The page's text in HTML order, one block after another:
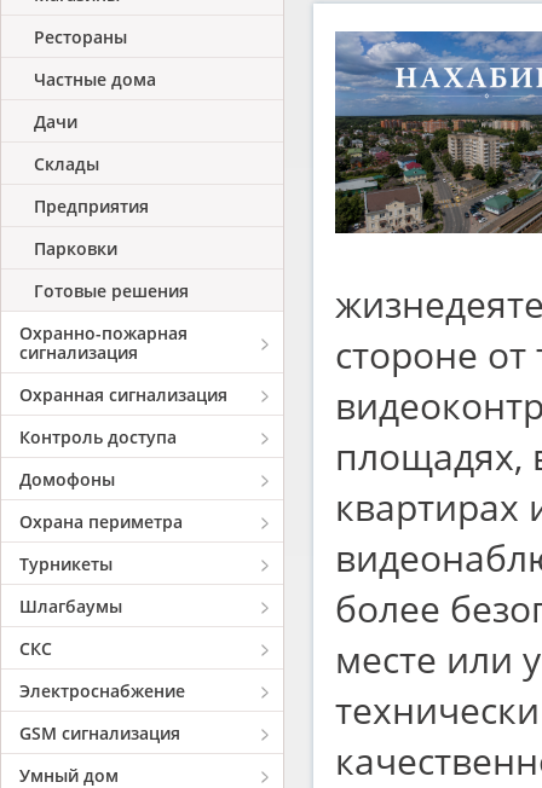
Рестораны
Частные дома
Дачи
Склады
Предприятия
Парковки
Готовые решения
Охранно-пожарная
сигнализация
Охранная сигнализация
Контроль доступа
Домофоны
Охрана периметра
Турникеты
Шлагбаумы
СКС
Электроснабжение
GSM сигнализация
Умный дом
стороне от
площадях,
квартирах
более
месте или